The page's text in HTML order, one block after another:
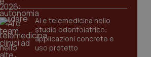
AI e telemedicina nello
studio odontoiatrico:
applicazioni concrete e
uso protetto